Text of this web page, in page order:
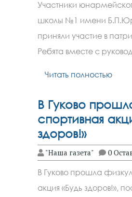
Участники
школы №1 имени
приняли участие в
Ребята вместе с
Читать полностью
В Гуково
спортивная
здоров!»
"Наша газета" 0
В Гуково прошла
акция «Будь здоров!»,